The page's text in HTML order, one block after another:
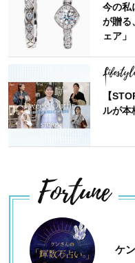
今の私
が贈る
ェア」
【
ルが本
Fortune
ケ